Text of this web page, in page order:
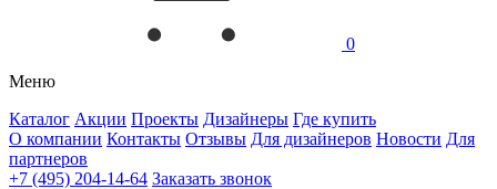
0
Меню
Каталог Акции Проекты Дизайнеры Где купить
О компании Контакты Отзывы Для дизайнеров Новости Для
партнеров
+7 (495) 204-14-64 Заказать звонок